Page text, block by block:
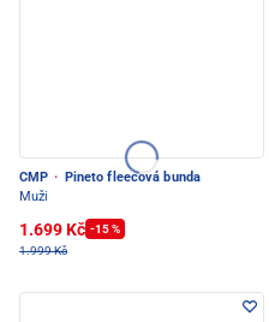
CMP ·
Pineto fleecová bunda
Muži
1.699 Kč -15 %
1.999 Kč